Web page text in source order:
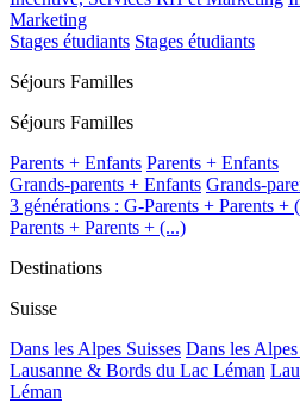
Marketing
Stages étudiants Stages étudiants
Séjours Familles
Séjours Familles
Parents + Enfants Parents + Enfants
Grands-parents + Enfants Grands-
3 générations : G-Parents + Parents +
Parents + Parents + (...)
Destinations
Suisse
Dans les Alpes Suisses Dans les Alpes
Lausanne & Bords du Lac Léman
Léman